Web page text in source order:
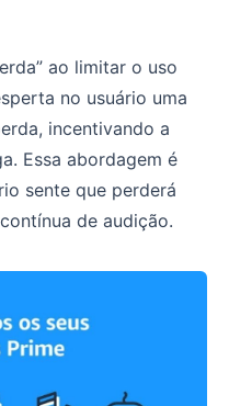
ao limitar o uso
no usuário uma
incentivando a
Essa abordagem é
sente que perderá
de audição.